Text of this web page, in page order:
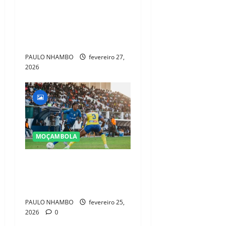
PAULO NHAMBO
fevereiro 27,
2026
MOÇAMBOLA
PAULO NHAMBO
fevereiro 25,
2026
0